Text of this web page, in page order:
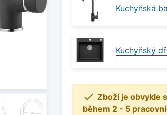
Kuchyňská
Kuchyňský
 Zboží je obvykle
během 2 - 5